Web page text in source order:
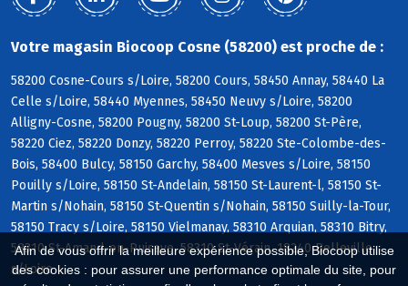
Afin de vous offrir la meilleure expérience possible, Biocoop utilise
des cookies : pour assurer une performance optimale du site, pour
Votre magasin Biocoop Cosne (58200) est proche de :
58200 Cosne-Cours s/Loire, 58200 Cours, 58450 Annay, 58440 La
Celle s/Loire, 58440 Myennes, 58450 Neuvy s/Loire, 58200
Alligny-Cosne, 58200 Pougny, 58200 St-Loup, 58200 St-Père,
58220 Ciez, 58220 Donzy, 58220 Perroy, 58220 Ste-Colombe-des-
Bois, 58400 Bulcy, 58150 Garchy, 58400 Mesves s/Loire, 58150
Pouilly s/Loire, 58150 St-Andelain, 58150 St-Laurent-l, 58150 St-
Martin s/Nohain, 58150 St-Quentin s/Nohain, 58150 Suilly-la-Tour,
58150 Tracy s/Loire, 58150 Vielmanay, 58310 Arquian, 58310 Bitry,
58310 St-Amand-en-Puisaye, 58310 St-Vérain, 18240 Belleville
s/Loire